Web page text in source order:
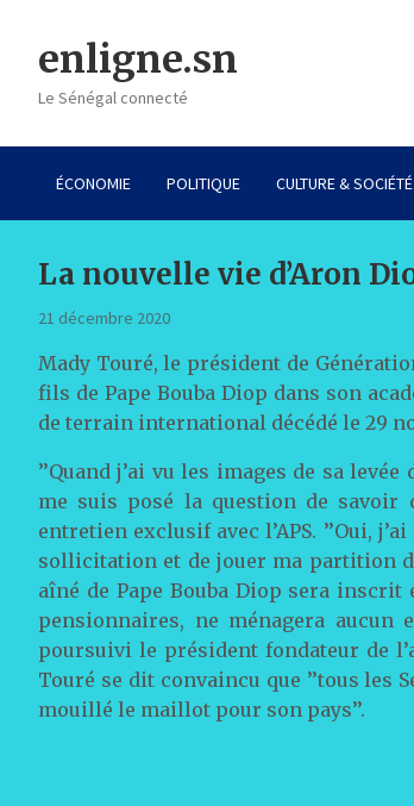
contentenligne.sn
Le Sénégal connecté
ÉCONOMIE POLITIQUE CULTURE & SOCIÉTÉ
La nouvelle vie d’Aron
21 décembre 2020
Mady Touré, le président de
fils de Pape Bouba Diop dans son
de terrain international décédé le 29
’’Quand j’ai vu les images de sa
me suis posé la question de savoir
entretien exclusif avec l’APS. ’’Oui,
sollicitation et de jouer ma partition
aîné de Pape Bouba Diop sera inscrit
pensionnaires, ne ménagera aucun
poursuivi le président fondateur de
Touré se dit convaincu que ’’tous les
mouillé le maillot pour son pays’’.